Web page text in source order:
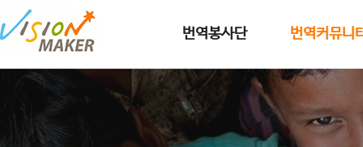
메인메뉴로 이동
메인메뉴 건너뛰고 본문으로 이동
번역봉사단 번역커뮤니